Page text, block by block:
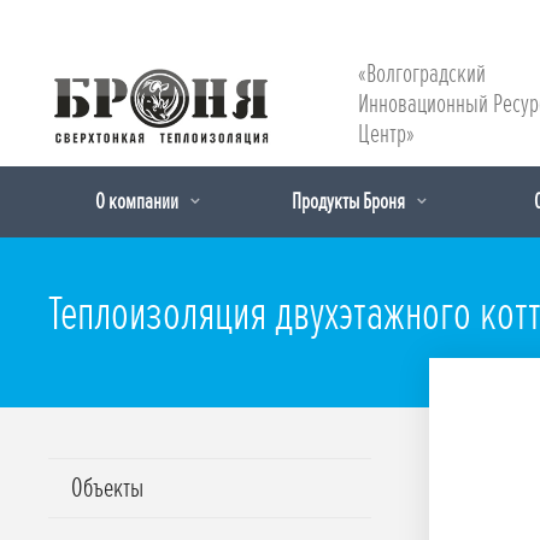
«Волгоградский
Инновационный
Центр»
О компании Продукты Броня
Теплоизоляция двухэтажного
Объекты